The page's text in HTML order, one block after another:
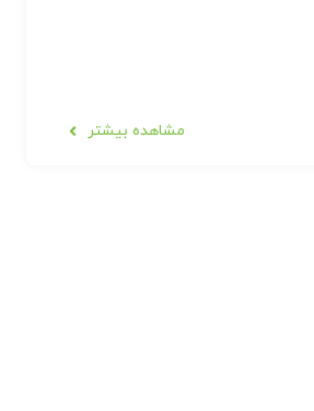
مشاهده بیشتر